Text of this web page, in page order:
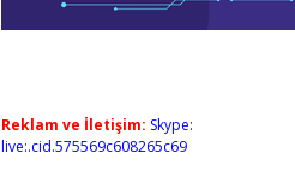
Reklam ve İletişim: Skype:
live:.cid.575569c608265c69